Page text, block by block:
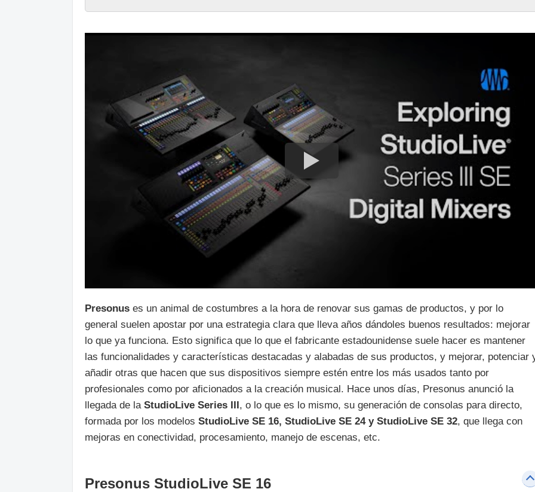
Presonus es un animal de costumbres a la hora de renovar sus gamas de productos, y por lo
general suelen apostar por una estrategia clara que lleva años dándoles buenos resultados: mejorar
lo que ya funciona. Esto significa que lo que el fabricante estadounidense suele hacer es mantener
las funcionalidades y características destacadas y alabadas de sus productos, y mejorar, potenciar
añadir otras que hacen que sus dispositivos siempre estén entre los más usados tanto por
profesionales como por aficionados a la creación musical. Hace unos días, Presonus anunció la
llegada de la StudioLive Series III, o lo que es lo mismo, su generación de consolas para directo,
formada por los modelos StudioLive SE 16, StudioLive SE 24 y StudioLive SE 32, que llega con
mejoras en conectividad, procesamiento, manejo de escenas, etc.
Presonus StudioLive SE 16